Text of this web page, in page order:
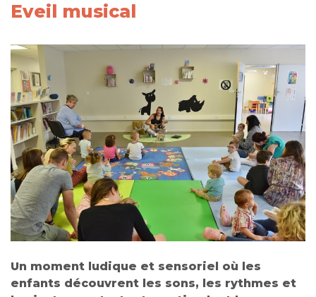
Eveil musical
Un moment ludique et sensoriel où les
enfants découvrent les sons, les rythmes et